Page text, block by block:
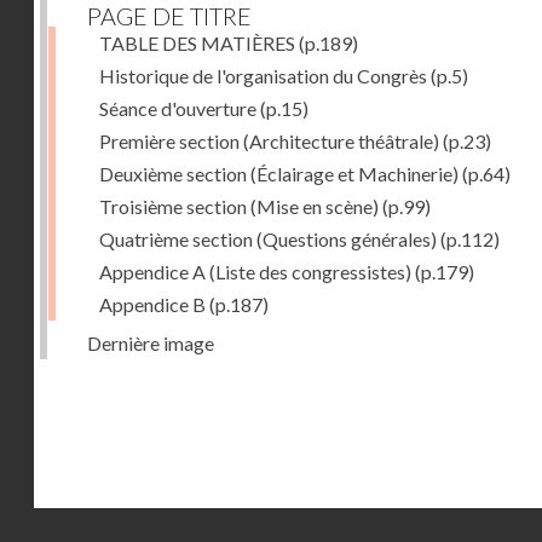
PAGE DE TITRE
TABLE DES MATIÈRES (p.189)
Historique de l'organisation du Congrès (p.5)
Séance d'ouverture(p.15)
Première section (Architecture théâtrale) (p.23)
Deuxième section (Éclairage et Machinerie) (p.64)
Troisième section (Mise en scène) (p.99)
Quatrième section (Questions générales) (p.112)
Appendice A (Liste des congressistes) (p.179)
Appendice B (p.187)
Dernière image